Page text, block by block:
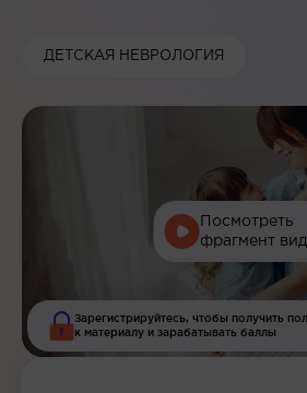
ДЕТСКАЯ НЕВРОЛОГИЯ
Посмотреть
фрагмент
Зарегистрируйтесь, чтобы получить
к материалу и зарабатывать баллы